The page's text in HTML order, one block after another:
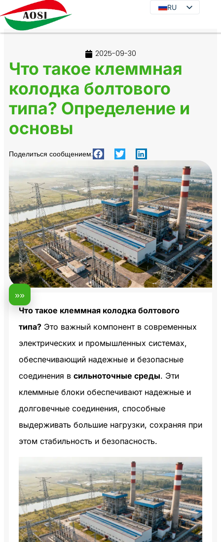
RU
RU
KO
FR
ES
2025-09-30
Что такое клеммная
колодка болтового
типа? Определение и
основы
Поделиться сообщением:
»»
Что такое клеммная колодка болтового
типа? Это важный компонент в современных
электрических и промышленных системах,
обеспечивающий надежные и безопасные
соединения в сильноточные среды. Эти
клеммные блоки обеспечивают надежные и
долговечные соединения, способные
выдерживать большие нагрузки, сохраняя при
этом стабильность и безопасность.